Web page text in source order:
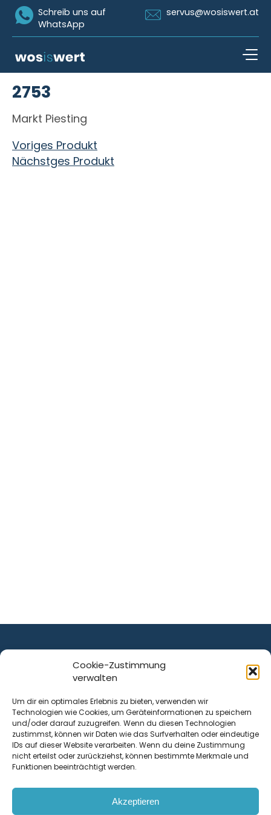
Cookie-Zustimmung
verwalten
Um dir ein optimales Erlebnis zu bieten, verwenden wir
Technologien wie Cookies, um Geräteinformationen zu speichern
und/oder darauf zuzugreifen. Wenn du diesen Technologien
zustimmst, können wir Daten wie das Surfverhalten oder eindeutige
IDs auf dieser Website verarbeiten. Wenn du deine Zustimmung
nicht erteilst oder zurückziehst, können bestimmte Merkmale und
Funktionen beeinträchtigt werden.
Akzeptieren
Icon Whatsapp
Schreib uns auf
WhatsApp
Icon Email
servus@wosiswert.at
2753
Markt Piesting
Beitragsnavigation
Voriges Produkt
Nächstges Produkt
ist ein Service von
Krenn Real GmbH
Tischlerstraße 12
4050Traun| Österreich
Kontakt